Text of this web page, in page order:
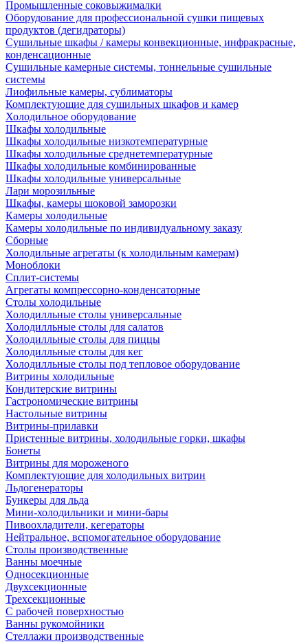
Промышленные соковыжималки
Оборудование для профессиональной сушки пищевых
продуктов (дегидраторы)
Сушильные шкафы / камеры конвекционные, инфракрасные,
конденсационные
Сушильные камерные системы, тоннельные сушильные
системы
Лиофильные камеры, сублиматоры
Комплектующие для сушильных шкафов и камер
Холодильное оборудование
Шкафы холодильные
Шкафы холодильные низкотемпературные
Шкафы холодильные среднетемпературные
Шкафы холодильные комбинированные
Шкафы холодильные универсальные
Лари морозильные
Шкафы, камеры шоковой заморозки
Камеры холодильные
Камеры холодильные по индивидуальному заказу
Сборные
Холодильные агрегаты (к холодильным камерам)
Моноблоки
Сплит-системы
Агрегаты компрессорно-конденсаторные
Столы холодильные
Холодилльные столы универсальные
Холодилльные столы для салатов
Холодилльные столы для пиццы
Холодилльные столы для кег
Холодилльные столы под тепловое оборудование
Витрины холодильные
Кондитерские витрины
Гастрономические витрины
Настольные витрины
Витрины-прилавки
Пристенные витрины, холодильные горки, шкафы
Бонеты
Витрины для мороженого
Комплектующие для холодильных витрин
Льдогенераторы
Бункеры для льда
Мини-холодильники и мини-бары
Пивоохладители, кегераторы
Нейтральное, вспомогательное оборудование
Столы производственные
Ванны моечные
Односекционные
Двухсекционные
Трехсекционные
С рабочей поверхностью
Ванны рукомойники
Стеллажи производственные